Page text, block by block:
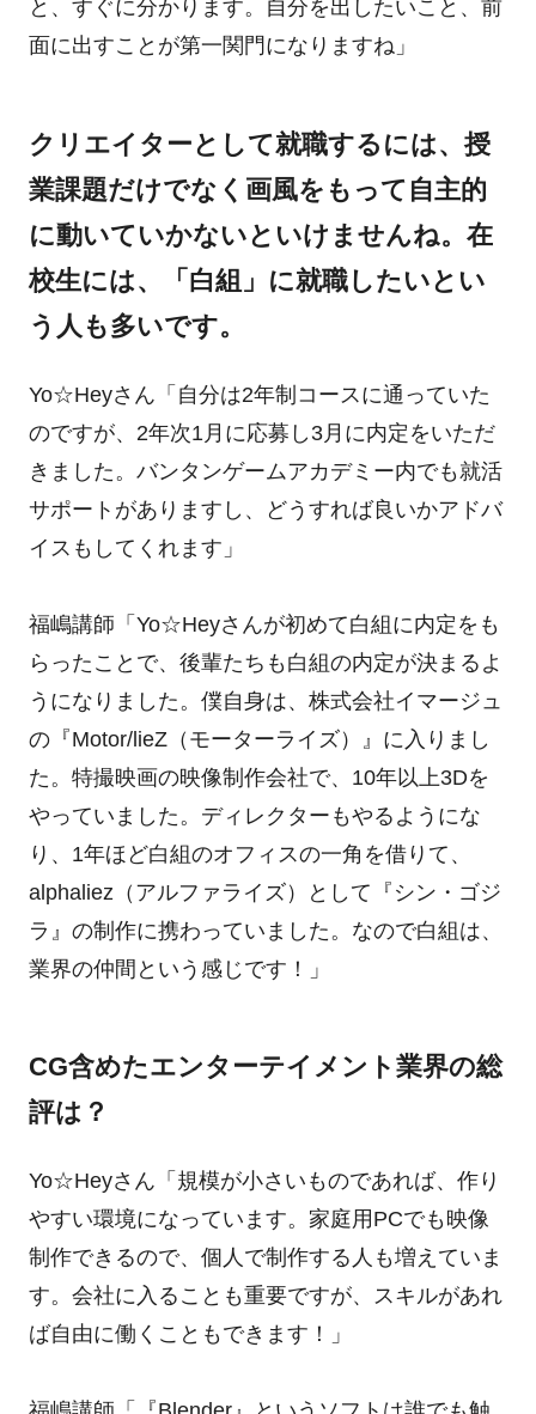
と、すぐに分かります。自分を出したいこと、前
面に出すことが第一関門になりますね」
クリエイターとして就職するには、授
業課題だけでなく画風をもって自主的
に動いていかないといけませんね。在
校生には、「白組」に就職したいとい
う人も多いです。
Yo☆Heyさん「自分は2年制コースに通っていた
のですが、2年次1月に応募し3月に内定をいただ
きました。バンタンゲームアカデミー内でも就活
サポートがありますし、どうすれば良いかアドバ
イスもしてくれます」
福嶋講師「Yo☆Heyさんが初めて白組に内定をも
らったことで、後輩たちも白組の内定が決まるよ
うになりました。僕自身は、株式会社イマージュ
の『Motor/lieZ（モーターライズ）』に入りまし
た。特撮映画の映像制作会社で、10年以上3Dを
やっていました。ディレクターもやるようにな
り、1年ほど白組のオフィスの一角を借りて、
alphaliez（アルファライズ）として『シン・ゴジ
ラ』の制作に携わっていました。なので白組は、
業界の仲間という感じです！」
CG含めたエンターテイメント業界の総
評は？
Yo☆Heyさん「規模が小さいものであれば、作り
やすい環境になっています。家庭用PCでも映像
制作できるので、個人で制作する人も増えていま
す。会社に入ることも重要ですが、スキルがあれ
ば自由に働くこともできます！」